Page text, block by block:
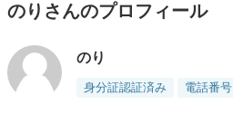
のりさんのプロフィール
のり
身分証認証済み 電話番号